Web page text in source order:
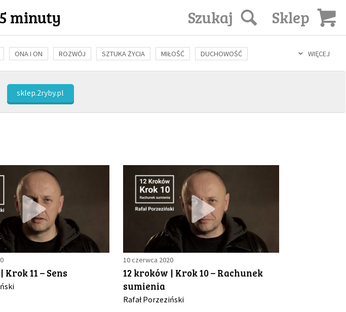
minuty Sklep
Szukaj
WIĘCEJ
ONA I ON ROZWÓJ SZTUKA ŻYCIA MIŁOŚĆ DUCHOWOŚĆ
MĘŻCZYZNA RELIGIE FILOZOFIA KULTURA ŚWIĘCI SEKS IN VITRO
sklep.2ryby.pl
Krok 11 – Sens
10 czerwca 2020
12 kroków | Krok 10 – Rachunek
sumienia
Rafał Porzeziński